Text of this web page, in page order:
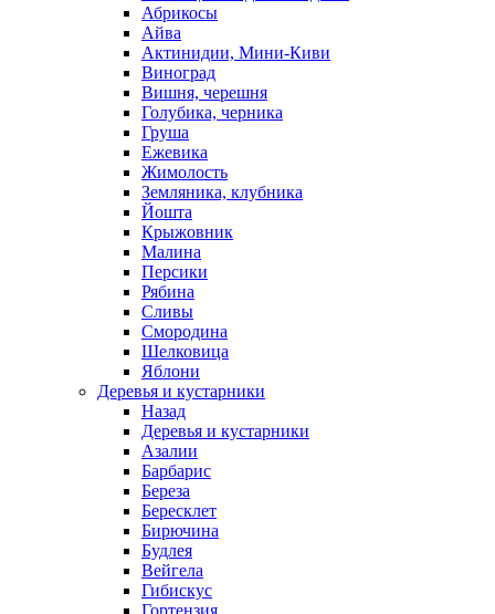
Абрикосы
Айва
Актинидии, Мини-Киви
Виноград
Вишня, черешня
Голубика, черника
Груша
Ежевика
Жимолость
Земляника, клубника
Йошта
Крыжовник
Малина
Персики
Рябина
Сливы
Смородина
Шелковица
Яблони
Деревья и кустарники
Назад
Деревья и кустарники
Азалии
Барбарис
Береза
Бересклет
Бирючина
Будлея
Вейгела
Гибискус
Гортензия